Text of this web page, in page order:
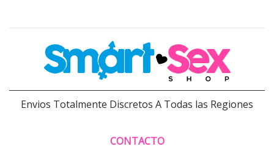
Envios Totalmente Discretos A Todas las Regiones
CONTACTO